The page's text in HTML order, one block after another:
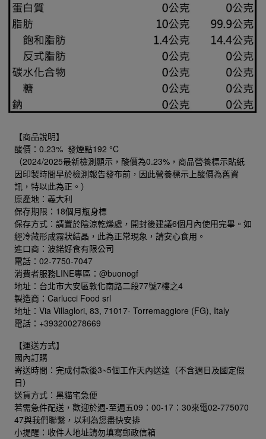
【商品說明】
酸價：0.23% 發煙點192 °C
（2024/2025最新檢測顯示，酸價為0.23%，商品營養標示貼紙
因印製時間早於檢測報告發布前，因此營養標示上酸價為舊資
訊，特以此為正。）
原產地：義大利
保存期限：18個月瓶身標
保存方式：請置於陰涼乾燥處，開封後建議6個月內使用完畢。如
經冷藏形成霧狀結晶，此為正常現象，請安心食用。
進口商：波鍩好食有限公司
電話：02-7750-7047
消費者服務LINE專區：@buonogf
地址：台北市大安區敦化南路二段77號7樓之4
製造商：Carlucci Food srl
地址：Via Villaglori, 83, 71017- Torremaggiore (FG), Italy
電話：+393200278669
【運送方式】
國內訂購
寄送時間：完成付款後3~5個工作天內送達（不含週日及國定假
日）
送貨方式：黑貓宅急便
若需急件配送，歡迎於週-至週五09：00-17：30來電02-775070
47與我們聯繋，以利為您盡快安排
小提醒：收件人地址請勿填寫郵政信箱